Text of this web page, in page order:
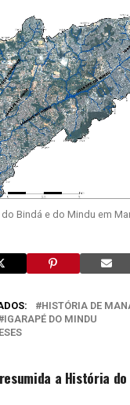
Bindá e do Mindu em
HISTÓRIA DE
IGARAPÉ DO MINDU
a História do